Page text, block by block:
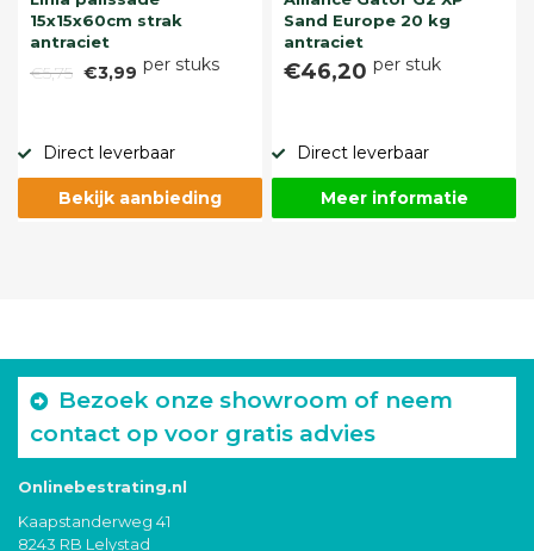
15x15x60cm strak
antraciet
€5,75 €3,99 per stuks
Direct leverbaar
Bekijk aanbieding
Sand Europe 20 kg
antraciet
€46,20 per stuk
Direct leverbaar
Meer informatie
Bezoek onze showroom of neem
contact op voor gratis advies
Onlinebestrating.nl
Kaapstanderweg 41
8243 RB Lelystad